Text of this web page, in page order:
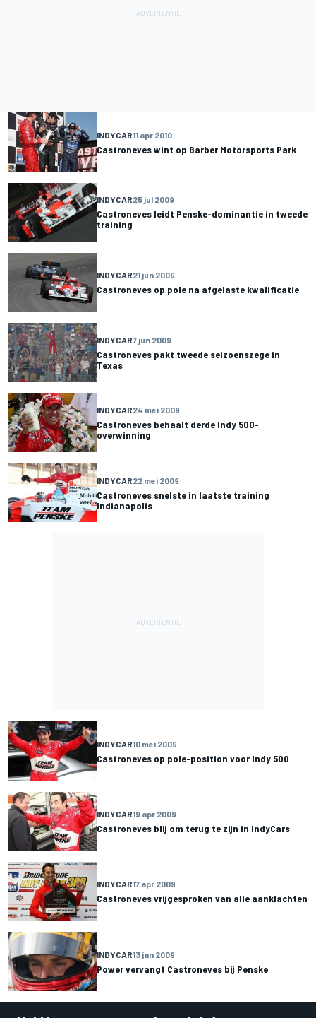
INDYCAR11 apr 2010
Castroneves wint op Barber Motorsports Park
INDYCAR25 jul 2009
Castroneves leidt Penske-dominantie in tweede
training
INDYCAR21 jun 2009
Castroneves op pole na afgelaste kwalificatie
INDYCAR7 jun 2009
Castroneves pakt tweede seizoenszege in
Texas
INDYCAR24 mei 2009
Castroneves behaalt derde Indy 500-
overwinning
INDYCAR22 mei 2009
Castroneves snelste in laatste training
Indianapolis
INDYCAR10 mei 2009
Castroneves op pole-position voor Indy 500
INDYCAR19 apr 2009
Castroneves blij om terug te zijn in IndyCars
INDYCAR17 apr 2009
Castroneves vrijgesproken van alle aanklachten
INDYCAR13 jan 2009
Power vervangt Castroneves bij Penske